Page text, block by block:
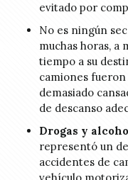
evitado por
No es ningún
muchas horas, a
tiempo a su
camiones
demasiado
de descanso
Drogas y
representó un
accidentes de